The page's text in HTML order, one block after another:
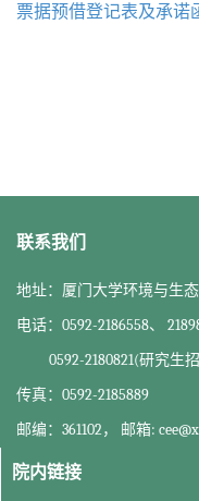
票据预借登记表及承诺
联系我们
地址：厦门大学环境与生
电话：0592-2186558、
0592-2180821(研究生
传真：0592-2185889
邮编：361102， 邮箱:
院内链接